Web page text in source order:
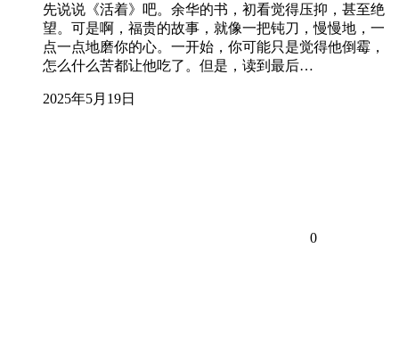
先说说《活着》吧。余华的书，初看觉得压抑，甚至绝
望。可是啊，福贵的故事，就像一把钝刀，慢慢地，一
点一点地磨你的心。一开始，你可能只是觉得他倒霉，
怎么什么苦都让他吃了。但是，读到最后…
2025年5月19日
0